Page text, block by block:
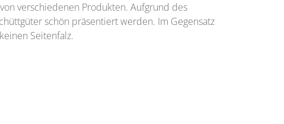
verschiedenen Produkten. Aufgrund des
schön präsentiert werden. Im Gegensatz
Seitenfalz.